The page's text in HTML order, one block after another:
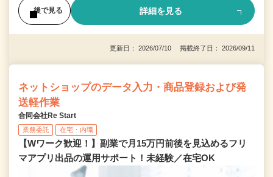
後で見る 詳細を見る
更新日： 2026/07/10 掲載終了日： 2026/09/11
ネットショップのデータ入力・商品登録および発
送軽作業
合同会社Re Start
業務委託 在宅・内職
【Wワーク歓迎！】副業で月15万円前後を見込めるフリ
マアプリ出品の運用サポート！未経験／在宅OK